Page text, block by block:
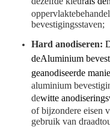
bevestigingsstaven;
Hard anodiseren:
deAluminium
geanodiseerde
aluminium
dewitte
of bijzondere eisen
gebruik van